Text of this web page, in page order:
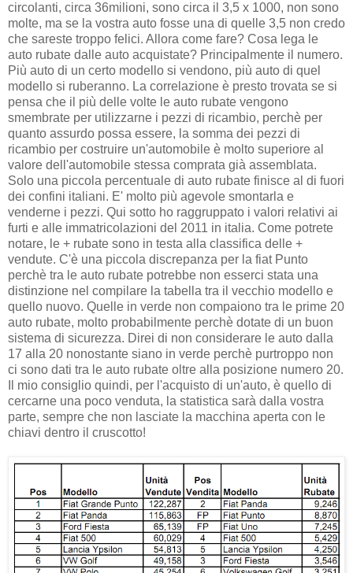
circolanti, circa 36milioni, sono circa il 3,5 x 1000, non sono
molte, ma se la vostra auto fosse una di quelle 3,5 non credo
che sareste troppo felici. Allora come fare? Cosa lega le
auto rubate dalle auto acquistate? Principalmente il numero.
Più auto di un certo modello si vendono, più auto di quel
modello si ruberanno. La correlazione è presto trovata se si
pensa che il più delle volte le auto rubate vengono
smembrate per utilizzarne i pezzi di ricambio, perchè per
quanto assurdo possa essere, la somma dei pezzi di
ricambio per costruire un'automobile è molto superiore al
valore dell'automobile stessa comprata già assemblata.
Solo una piccola percentuale di auto rubate finisce al di fuori
dei confini italiani. E' molto più agevole smontarla e
venderne i pezzi. Qui sotto ho raggruppato i valori relativi ai
furti e alle immatricolazioni del 2011 in italia. Come potrete
notare, le + rubate sono in testa alla classifica delle +
vendute. C'è una piccola discrepanza per la fiat Punto
perchè tra le auto rubate potrebbe non esserci stata una
distinzione nel compilare la tabella tra il vecchio modello e
quello nuovo. Quelle in verde non compaiono tra le prime 20
auto rubate, molto probabilmente perchè dotate di un buon
sistema di sicurezza. Direi di non considerare le auto dalla
17 alla 20 nonostante siano in verde perchè purtroppo non
ci sono dati tra le auto rubate oltre alla posizione numero 20.
Il mio consiglio quindi, per l'acquisto di un'auto, è quello di
cercarne una poco venduta, la statistica sarà dalla vostra
parte, sempre che non lasciate la macchina aperta con le
chiavi dentro il cruscotto!